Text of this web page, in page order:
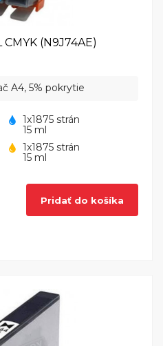
CMYK (N9J74AE)
A4, 5% pokrytie
1x1875 strán
15 ml
1x1875 strán
15 ml
Pridať do košíka